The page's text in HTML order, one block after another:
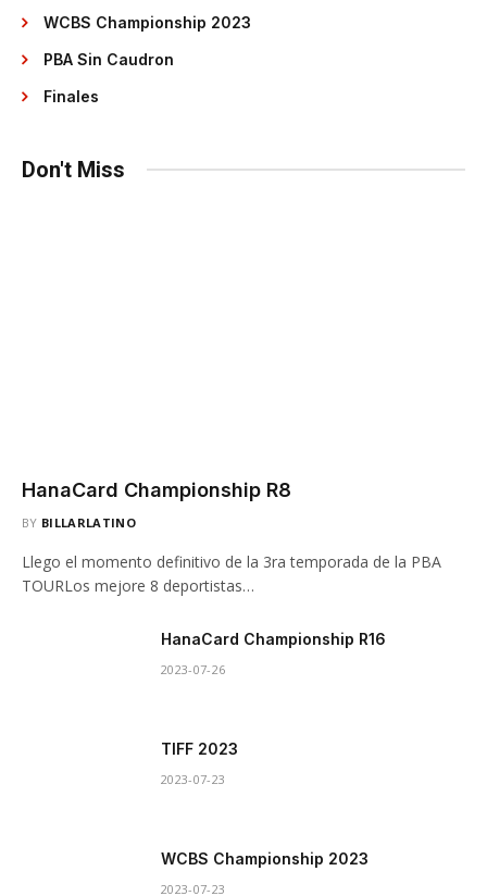
WCBS Championship 2023
PBA Sin Caudron
Finales
Don't Miss
HanaCard Championship R8
BY BILLARLATINO
Llego el momento definitivo de la 3ra temporada de la PBA
TOURLos mejore 8 deportistas…
HanaCard Championship R16
2023-07-26
TIFF 2023
2023-07-23
WCBS Championship 2023
2023-07-23